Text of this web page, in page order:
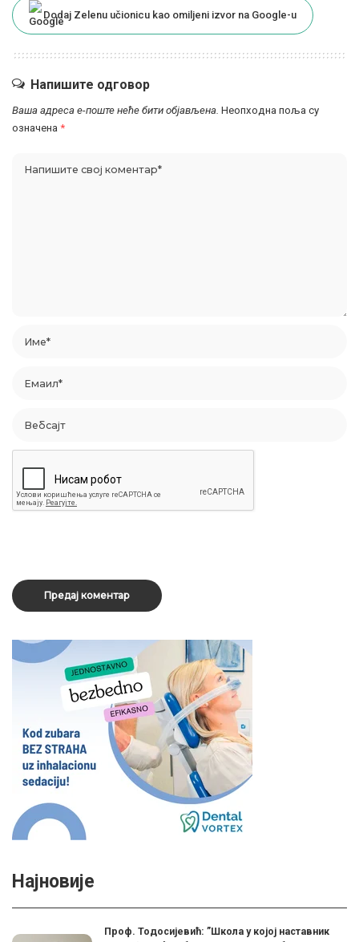
Dodaj Zelenu učionicu kao omiljeni izvor na Google-u
Напишите одговор
Ваша адреса е-поште неће бити објављена. Неопходна поља су
означена *
Најновије
Проф. Тодосијевић: ”Школа у којој наставник